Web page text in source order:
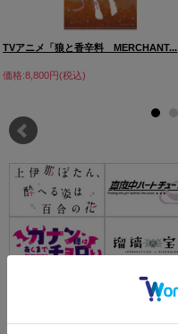
TVアニメ「狼と香辛料 MERCHANT...
価格:8,800円(税込)